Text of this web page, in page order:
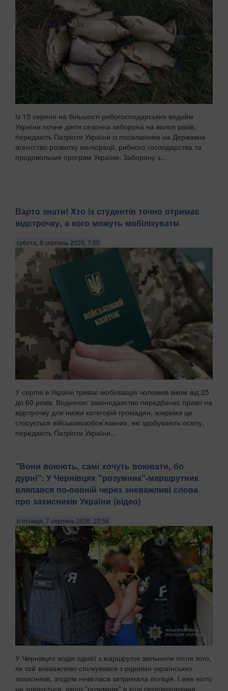
Із 15 серпня на більшості рибогосподарських водойм
України почне діяти сезонна заборона на вилов раків,
передають Патріоти України із посиланням на Державне
агентство розвитку меліорації, рибного господарства та
продовольчих програм України. Заборону з...
Варто знати! Хто із студентів точно отримає
відстрочку, а кого можуть мобілізуватм
субота, 8 серпень 2026, 7:00
У серпні в Україні триває мобілізація чоловіків віком від 25
до 60 років. Водночас законодавство передбачає право на
відстрочку для низки категорій громадян, зокрема це
стосується військовозобов’язаних, які здобувають освіту,
передають Патріоти України...
​"Вони воюють, самі хочуть воювати, бо
дурні": У Чернівцях "розумник"-маршрутник
вляпався по-повній через зневажливі слова
про захисників України (відео)
п’ятниця, 7 серпень 2026, 22:56
У Чернівцях водія однієї з маршруток звільнили після того,
як той зневажливо спілкувався з рідними українських
захисників, згодом невігласа затримала поліція. І вже ніхто
не здивується, якщо "розумник" в ході перевиховання